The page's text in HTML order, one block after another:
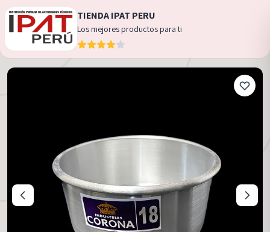
TIENDA IPAT PERU
Los mejores productos para ti